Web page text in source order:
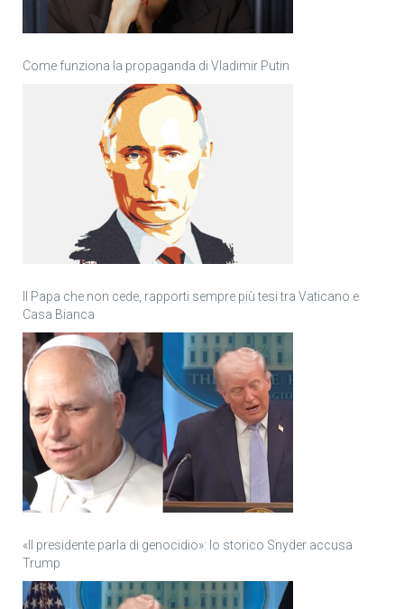
Come funziona la propaganda di Vladimir Putin
Il Papa che non cede, rapporti sempre più tesi tra Vaticano e
Casa Bianca
«Il presidente parla di genocidio»: lo storico Snyder accusa
Trump